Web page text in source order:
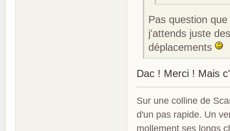
Pas question
j'attends juste
déplacements
Dac ! Merci ! Mais
Sur une colline de
d'un pas rapide. Un
mollement ses longs